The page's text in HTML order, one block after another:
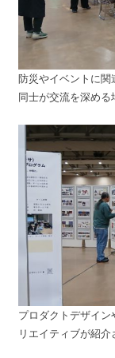
防災やイベントに
同士が交流を深める
プロダクトデザイ
リエイティブが紹介